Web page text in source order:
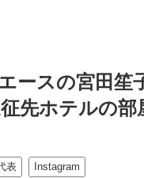
ースの宮田笙
先ホテルの
表 Instagram